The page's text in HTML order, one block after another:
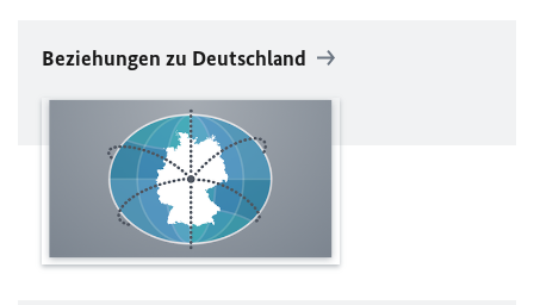
Beziehungen zu Deutschland